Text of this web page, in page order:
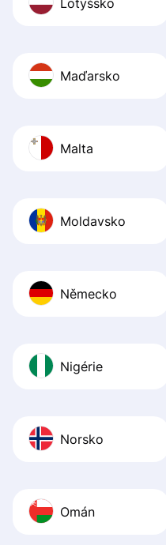
Maďarsko
Malta
Moldavsko
Německo
Nigérie
Norsko
Omán